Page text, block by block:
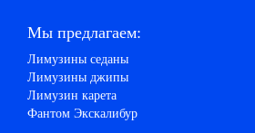
Мы предлагаем:
Лимузины седаны
Лимузины джипы
Лимузин карета
Фантом Экскалибур